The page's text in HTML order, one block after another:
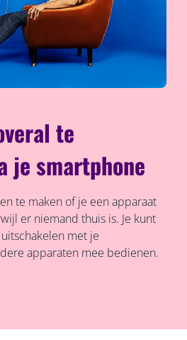
te
je smartphone
te maken of je een apparaat
er niemand thuis is. Je kunt
met je
apparaten mee bedienen.